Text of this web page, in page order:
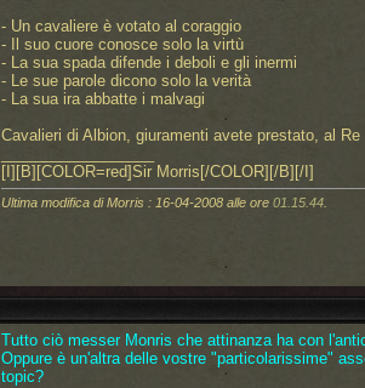
- Un cavaliere è votato al coraggio
- Il suo cuore conosce solo la virtù
- La sua spada difende i deboli e gli inermi
- Le sue parole dicono solo la verità
- La sua ira abbatte i malvagi
Cavalieri di Albion, giuramenti avete prestato, al
[I][B][COLOR=red]Sir Morris[/COLOR][/B][/I]
Ultima modifica di Morris : 16-04-2008 alle ore 01.15.44.
Tutto ciò messer Monris che attinanza ha con
Oppure è un'altra delle vostre "particolarissime"
topic?